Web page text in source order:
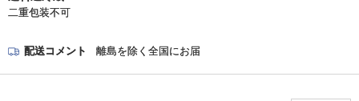
二重包装不可
配送コメント 離島を除く全国にお届